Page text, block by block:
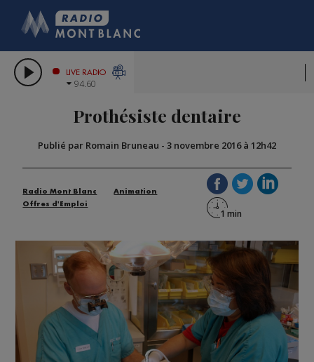
GRAND MASSIF DOMAINES SKIABLES
BIGARD
LIVE RADIO
94.60
Prothésiste dentaire
Publié par Romain Bruneau - 3 novembre 2016 à 12h42
Radio Mont Blanc
Animation
Offres d'Emploi